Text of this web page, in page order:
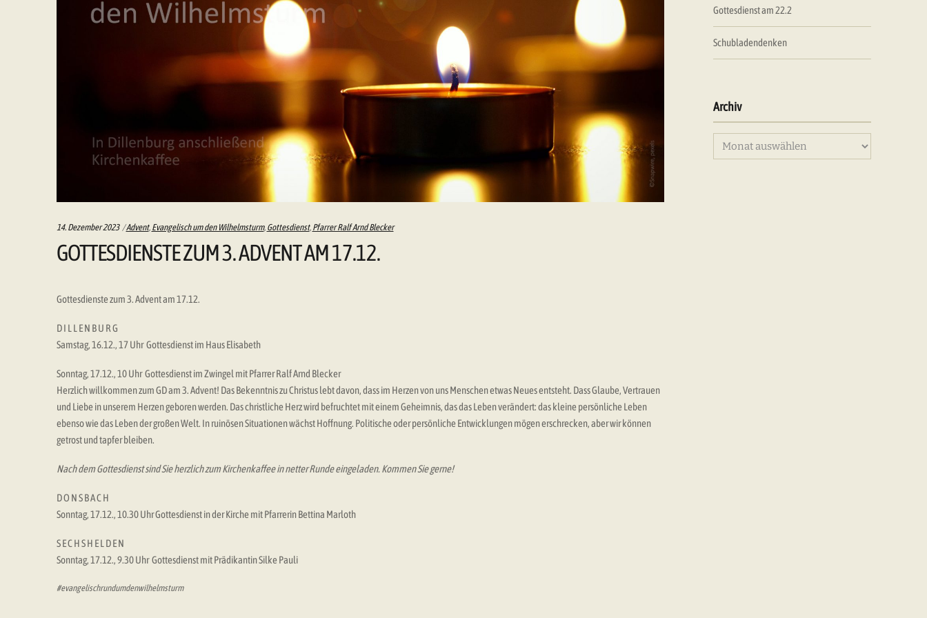
14. Dezember 2023 Categories:
Advent, Evangelisch um den Wilhelmsturm, Gottesdienst, Pfarrer Ralf Arnd Blecker
GOTTESDIENSTE ZUM 3. ADVENT AM 17.12.
Gottesdienste zum 3. Advent am 17.12.
D I L L E N B U R G
Samstag, 16.12., 17 Uhr Gottesdienst im Haus Elisabeth
Sonntag, 17.12., 10 Uhr Gottesdienst im Zwingel mit Pfarrer Ralf Arnd Blecker
Herzlich willkommen zum GD am 3. Advent! Das Bekenntnis zu Christus lebt davon, dass im Herzen von uns Menschen etwas Neues entsteht. Dass Glaube, Vertrauen
und Liebe in unserem Herzen geboren werden. Das christliche Herz wird befruchtet mit einem Geheimnis, das das Leben verändert: das kleine persönliche Leben
ebenso wie das Leben der großen Welt. In ruinösen Situationen wächst Hoffnung. Politische oder persönliche Entwicklungen mögen erschrecken, aber wir können
getrost und tapfer bleiben.
Nach dem Gottesdienst sind Sie herzlich zum Kirchenkaffee in netter Runde eingeladen. Kommen Sie gerne!
D O N S B A C H
Sonntag, 17.12., 10.30 Uhr Gottesdienst in der Kirche mit Pfarrerin Bettina Marloth
S E C H S H E L D E N
Sonntag, 17.12., 9.30 Uhr Gottesdienst mit Prädikantin Silke Pauli
#evangelischrundumdenwilhelmsturm
Gottesdienst am 22.2
Schubladendenken
Archiv
Archiv